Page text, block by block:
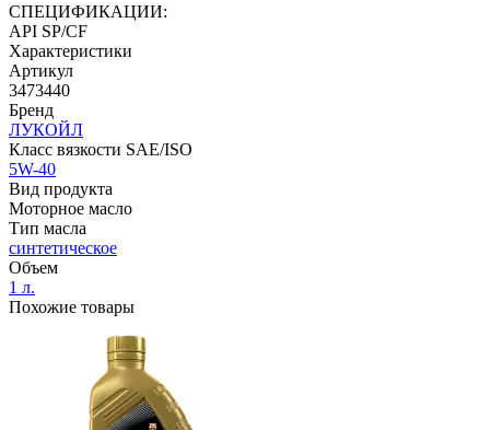
СПЕЦИФИКАЦИИ:
API SP/CF
Характеристики
Артикул
3473440
Бренд
ЛУКОЙЛ
Класс вязкости SAE/ISO
5W-40
Вид продукта
Моторное масло
Тип масла
синтетическое
Объем
1 л.
Похожие товары